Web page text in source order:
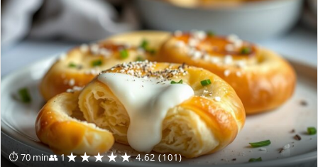
⏱ 70 min👥 1★★★★★ 4.62 (101)